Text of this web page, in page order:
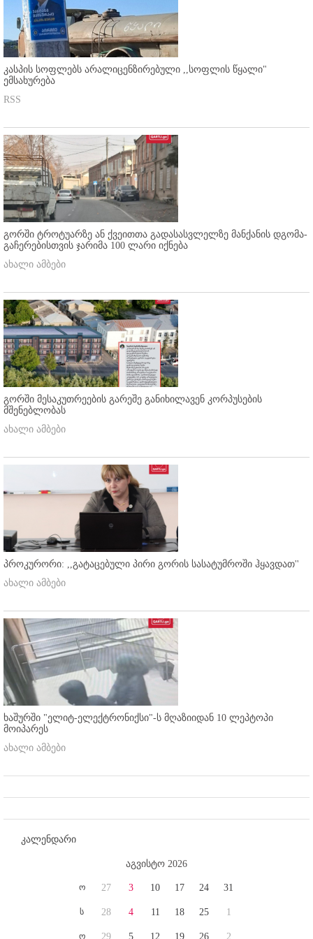
კასპის სოფლებს არალიცენზირებული ,,სოფლის წყალი"
ემსახურება
RSS
გორში ტროტუარზე ან ქვეითთა გადასასვლელზე მანქანის დგომა-
გაჩერებისთვის ჯარიმა 100 ლარი იქნება
ახალი ამბები
გორში მესაკუთრეების გარეშე განიხილავენ კორპუსების
მშენებლობას
ახალი ამბები
პროკურორი: ,,გატაცებული პირი გორის სასატუმროში ჰყავდათ''
ახალი ამბები
ხაშურში "ელიტ-ელექტრონიქსი"-ს მღაზიიდან 10 ლეპტოპი
მოიპარეს
ახალი ამბები
კალენდარი
აგვისტო 2026
ო
ს
ო
27
28
29
3
4
5
10
11
12
17
18
19
24
25
26
31
1
2